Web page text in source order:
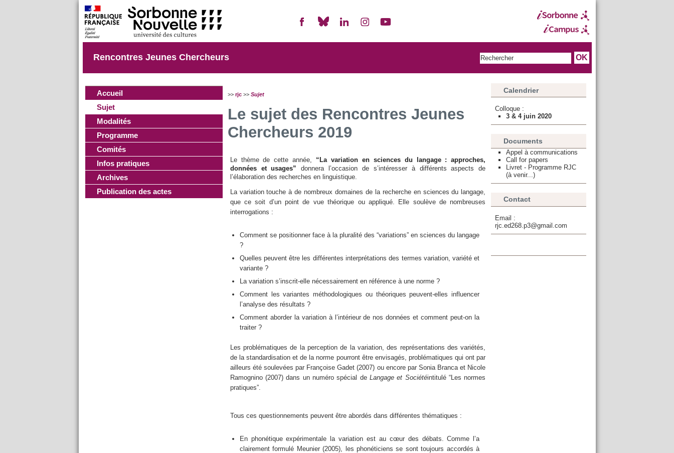
Rencontres Jeunes Chercheurs
Accueil
Sujet
Modalités
Programme
Comités
Infos pratiques
Archives
Publication des actes
>> rjc>> Sujet
Le sujet des Rencontres Jeunes
Chercheurs 2019
Le thème de cette année, “La variation en sciences du langage : approches,
données et usages”donnera l’occasion de s’intéresser à différents aspects de
l’élaboration des recherches en linguistique.
La variation touche à de nombreux domaines de la recherche en sciences du langage,
que ce soit d’un point de vue théorique ou appliqué. Elle soulève de nombreuses
interrogations :
Comment se positionner face à la pluralité des “variations” en sciences du langage
?
Quelles peuvent être les différentes interprétations des termes variation, variété et
variante ?
La variation s’inscrit-elle nécessairement en référence à une norme ?
Comment les variantes méthodologiques ou théoriques peuvent-elles influencer
l’analyse des résultats ?
Comment aborder la variation à l’intérieur de nos données et comment peut-on la
traiter ?
Les problématiques de la perception de la variation, des représentations des variétés,
de la standardisation et de la norme pourront être envisagés, problématiques qui ont par
ailleurs été soulevées par Françoise Gadet (2007) ou encore par Sonia Branca et Nicole
Ramognino (2007) dans un numéro spécial de Langage et Sociétéintitulé “Les normes
pratiques”.
Tous ces questionnements peuvent être abordés dans différentes thématiques :
En phonétique expérimentale la variation est au cœur des débats. Comme l’a
clairement formulé Meunier (2005), les phonéticiens se sont toujours accordés à
Calendrier
Colloque :
3 & 4 juin 2020
Documents
Appel à communications
Call for papers
Livret - Programme RJC
(à venir...)
Contact
Email :
rjc.ed268.p3@gmail.com